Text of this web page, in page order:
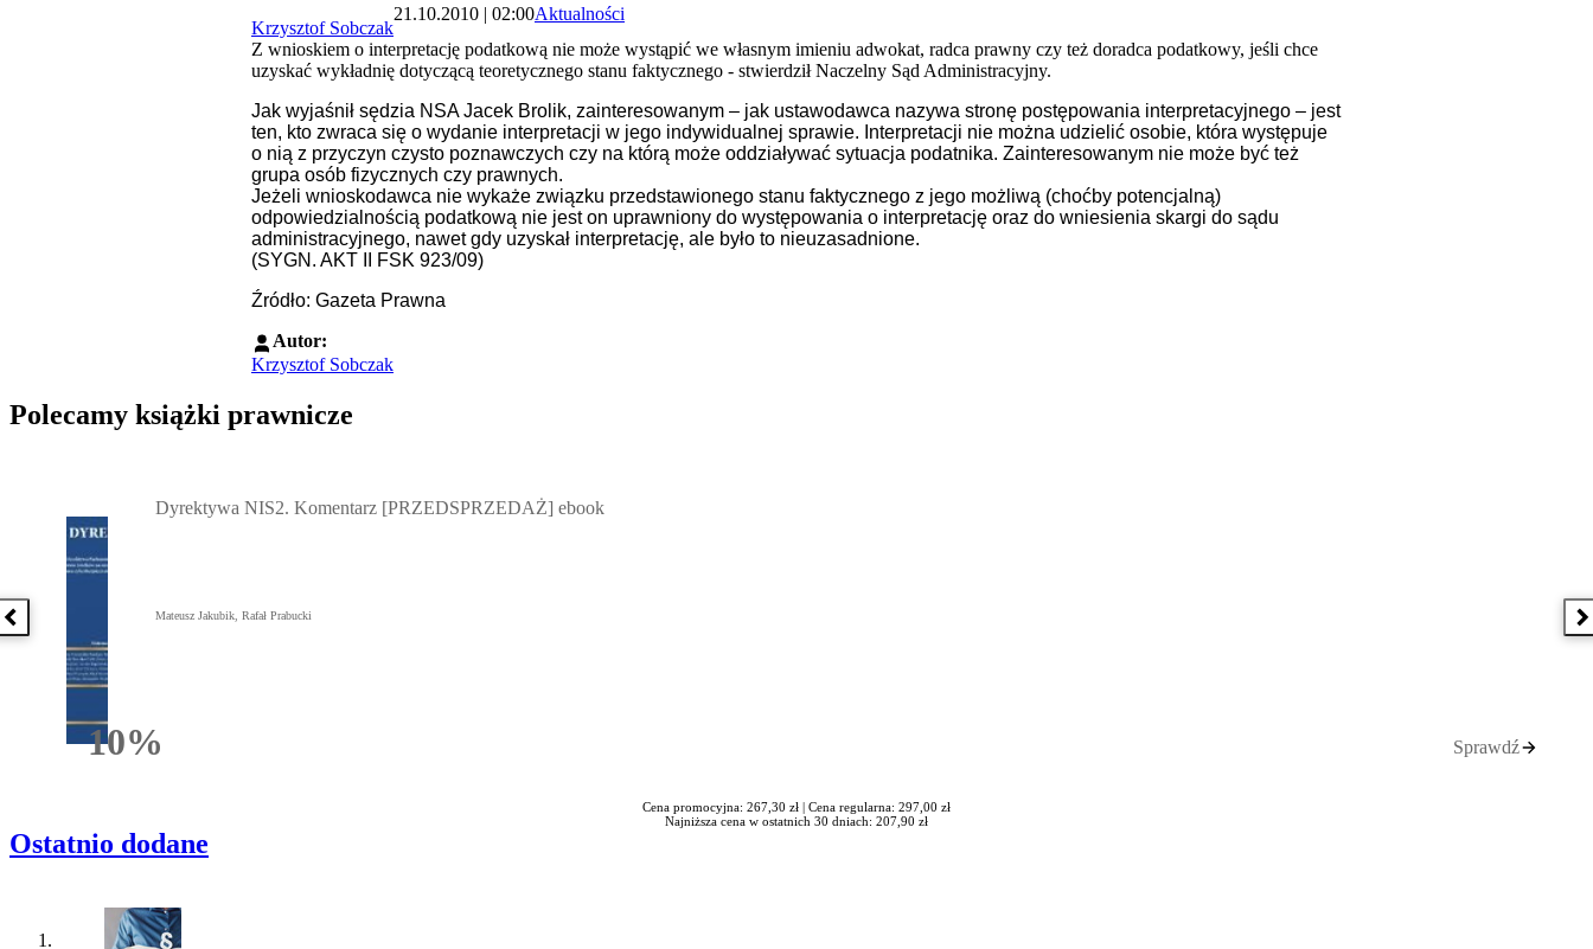
Krzysztof Sobczak
21.10.2010 | 02:00Aktualności
Z wnioskiem o interpretację podatkową nie może wystąpić we własnym imieniu adwokat, radca prawny czy też doradca podatkowy, jeśli chce
uzyskać wykładnię dotyczącą teoretycznego stanu faktycznego - stwierdził Naczelny Sąd Administracyjny.
Jak wyjaśnił sędzia NSA Jacek Brolik, zainteresowanym – jak ustawodawca nazywa stronę postępowania interpretacyjnego – jest
ten, kto zwraca się o wydanie interpretacji w jego indywidualnej sprawie. Interpretacji nie można udzielić osobie, która występuje
o nią z przyczyn czysto poznawczych czy na którą może oddziaływać sytuacja podatnika. Zainteresowanym nie może być też
grupa osób fizycznych czy prawnych.
Jeżeli wnioskodawca nie wykaże związku przedstawionego stanu faktycznego z jego możliwą (choćby potencjalną)
odpowiedzialnością podatkową nie jest on uprawniony do występowania o interpretację oraz do wniesienia skargi do sądu
administracyjnego, nawet gdy uzyskał interpretację, ale było to nieuzasadnione.
(SYGN. AKT II FSK 923/09)
Źródło: Gazeta Prawna
Autor:
Krzysztof Sobczak
Polecamy książki prawnicze
Poprzednia książka
10%Rabatu
Dyrektywa NIS2. Komentarz [PRZEDSPRZEDAŻ] ebook
Mateusz Jakubik, Rafał Prabucki
Sprawdź
Cena promocyjna: 267,30 zł | Cena regularna: 297,00 zł
Najniższa cena w ostatnich 30 dniach: 207,90 zł
Ostatnio dodane